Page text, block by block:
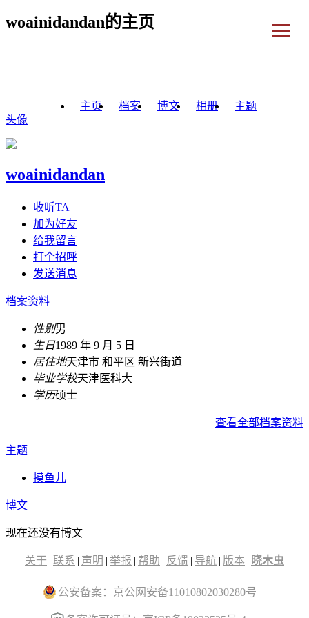
woainidandan的主页
主页 档案 博文 相册
主题
头像
woainidandan
收听TA
加为好友
给我留言
打个招呼
发送消息
档案资料
性别男
生日1989 年 9 月 5 日
居住地天津市 和平区 新兴街道
毕业学校天津医科大
学历硕士
查看全部档案资料
主题
摸鱼儿
博文
现在还没有博文
关于 | 联系 | 声明 | 举报 | 帮助 | 反馈 | 导航 | 版本 | 晓木虫
公安备案：京公网安备11010802030280号